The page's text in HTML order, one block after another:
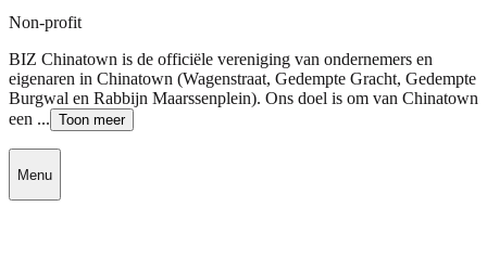
Non-profit
BIZ Chinatown is de officiële vereniging van ondernemers en
eigenaren in Chinatown (Wagenstraat, Gedempte Gracht, Gedempte
Burgwal en Rabbijn Maarssenplein). Ons doel is om van Chinatown
een ... Toon meer
Menu